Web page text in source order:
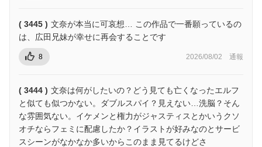
( 3445 ) 文奈が本当に可哀想… この作品で一番願っているの
は、広田兄妹が幸せに再会することです
8 2026/08/02 通報
( 3444 ) 文奈は何がしたいの？どう見ても亡くなったエルフ
と似ても似つかない。ダブルスパイ？見えない…洗脳？そん
な雰囲気ない。イケメンと権力がジャスティスとかいうクソ
オチならフェミに配慮したか？イラストが好みなのとサービ
スシーンがなかなか多いからこのまま見てるけどさ